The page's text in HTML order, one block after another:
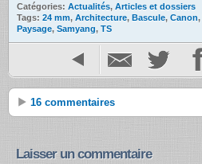
Catégories: Actualités, Articles et dossiers
Tags: 24 mm, Architecture, Bascule, Canon,
Paysage, Samyang, TS
16 commentaires
Laisser un commentaire